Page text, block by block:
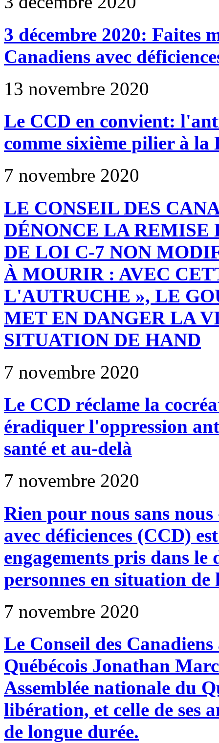
3 décembre 2020: Faites
Canadiens avec
13 novembre 2020
Le CCD en convient:
comme sixième pilier à la
7 novembre 2020
LE CONSEIL DES
DÉNONCE LA REMISE
DE LOI C-7 NON
À MOURIR : AVEC
L'AUTRUCHE », LE
MET EN DANGER LA
SITUATION DE HAND
7 novembre 2020
Le CCD réclame la
éradiquer l'oppression
santé et au-delà
7 novembre 2020
Rien pour nous sans
avec déficiences (CCD)
engagements pris dans
personnes en situation de
7 novembre 2020
Le Conseil des
Québécois Jonathan
Assemblée nationale du
libération, et celle de ses
de longue durée.